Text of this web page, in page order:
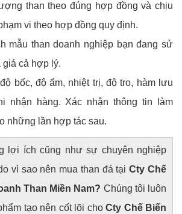
than theo đúng hợp đồng và chịu
vi theo hợp đồng quy định.
mẫu than doanh nghiệp bạn đang sử
cả hợp lý.
bốc, độ ẩm, nhiệt trị, độ tro, hàm lưu
nhận hàng. Xác nhận thông tin làm
những lần hợp tác sau.
lợi ích cũng như sự chuyên nghiệp
vì sao nên mua than đá tạiCty Chế
Than Miền Nam? Chúng tôi luôn
tạo nên cốt lõi choCty Chế Biến